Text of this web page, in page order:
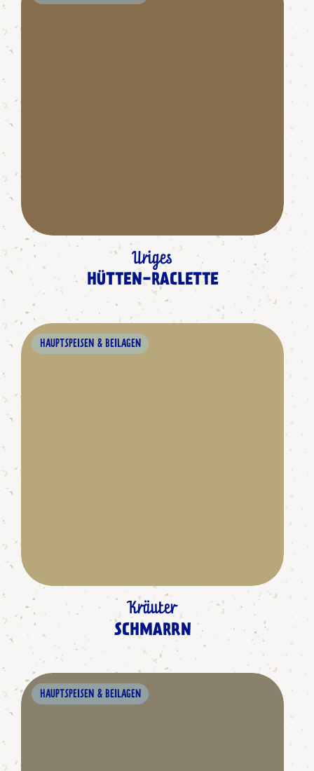
Uriges
HÜTTEN-RACLETTE
HAUPTSPEISEN & BEILAGEN
Kräuter
SCHMARRN
HAUPTSPEISEN & BEILAGEN